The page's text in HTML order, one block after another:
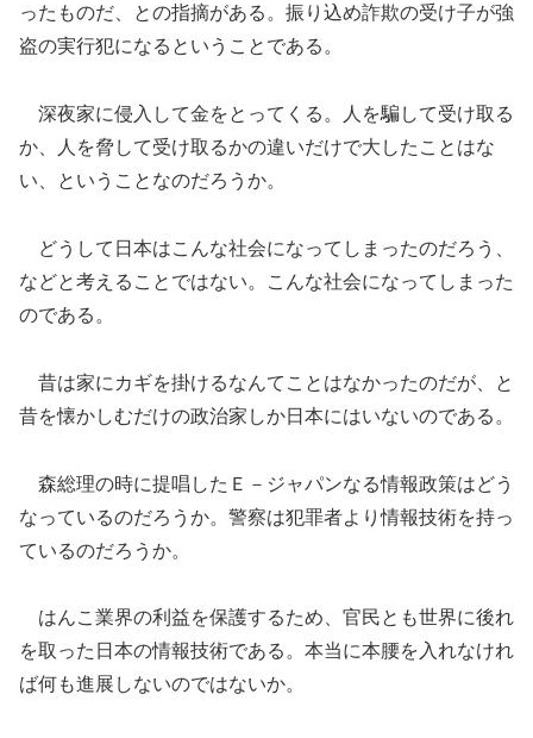
ったものだ、との指摘がある。振り込め詐欺の受け子が強
盗の実行犯になるということである。
深夜家に侵入して金をとってくる。人を騙して受け取る
か、人を脅して受け取るかの違いだけで大したことはな
い、ということなのだろうか。
どうして日本はこんな社会になってしまったのだろう、
などと考えることではない。こんな社会になってしまった
のである。
昔は家にカギを掛けるなんてことはなかったのだが、と
昔を懐かしむだけの政治家しか日本にはいないのである。
森総理の時に提唱したＥ－ジャパンなる情報政策はどう
なっているのだろうか。警察は犯罪者より情報技術を持っ
ているのだろうか。
はんこ業界の利益を保護するため、官民とも世界に後れ
を取った日本の情報技術である。本当に本腰を入れなけれ
ば何も進展しないのではないか。